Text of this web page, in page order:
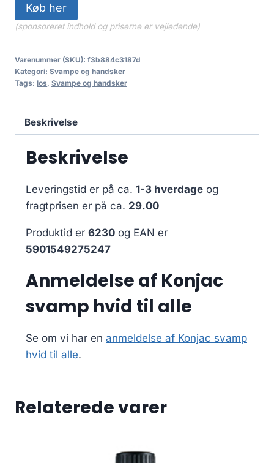
Køb her
(sponsoreret indhold og priserne er vejledende)
Varenummer (SKU): f3b884c3187d
Kategori: Svampe og handsker
Tags: los, Svampe og handsker
Beskrivelse
Beskrivelse
Leveringstid er på ca. 1-3 hverdage og
fragtprisen er på ca. 29.00
Produktid er 6230 og EAN er
5901549275247
Anmeldelse af Konjac
svamp hvid til alle
Se om vi har en anmeldelse af Konjac svamp
hvid til alle.
Relaterede varer